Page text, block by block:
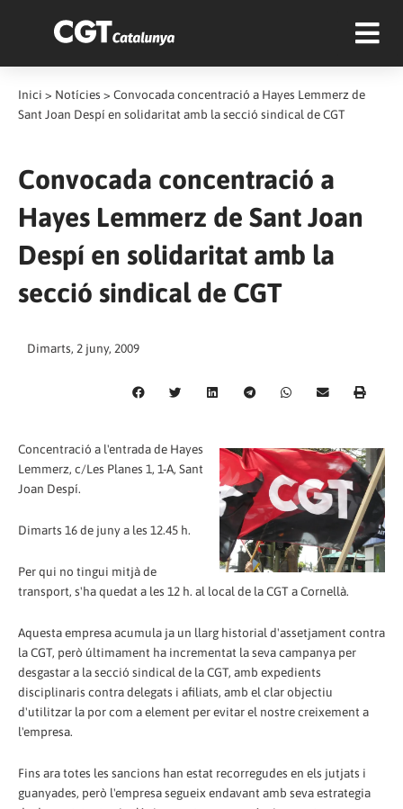
Inici > Notícies > Convocada concentració a Hayes Lemmerz de
Sant Joan Despí en solidaritat amb la secció sindical de CGT
Convocada concentració a
Hayes Lemmerz de Sant Joan
Despí en solidaritat amb la
secció sindical de CGT
Dimarts, 2 juny, 2009
Concentració a l'entrada de Hayes
Lemmerz, c/Les Planes 1, 1-A, Sant
Joan Despí.
Dimarts 16 de juny a les 12.45 h.
Per qui no tingui mitjà de
transport, s'ha quedat a les 12 h. al local de la CGT a Cornellà.
Aquesta empresa acumula ja un llarg historial d'assetjament contra
la CGT, però últimament ha incrementat la seva campanya per
desgastar a la secció sindical de la CGT, amb expedients
disciplinaris contra delegats i afiliats, amb el clar objectiu
d'utilitzar la por com a element per evitar el nostre creixement a
l'empresa.
Fins ara totes les sancions han estat recorregudes en els jutjats i
guanyades, però l'empresa segueix endavant amb seva estrategia